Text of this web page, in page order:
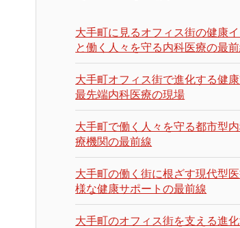
大手町に見るオフィス街の健康
と働く人々を守る内科医療の最
大手町オフィス街で進化する健
最先端内科医療の現場
大手町で働く人々を守る都市型
療機関の最前線
大手町の働く街に根ざす現代型
様な健康サポートの最前線
大手町のオフィス街を支える進